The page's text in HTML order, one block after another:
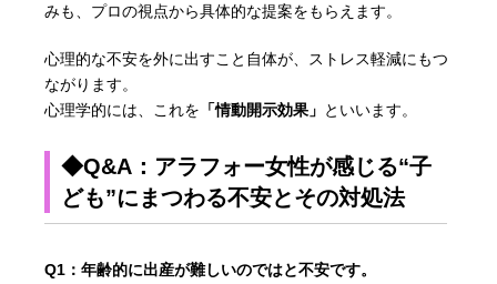
みも、プロの視点から具体的な提案をもらえます。
心理的な不安を外に出すこと自体が、ストレス軽減にもつ
ながります。
心理学的には、これを 「情動開示効果」 といいます。
◆Q&A：アラフォー女性が感じる“子
ども”にまつわる不安とその対処法
Q1：年齢的に出産が難しいのではと不安です。